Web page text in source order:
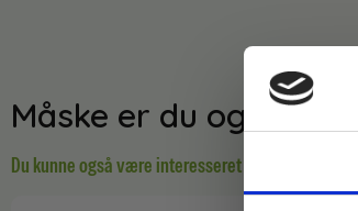
Måske er du også
Du kunne også være interesseret i…